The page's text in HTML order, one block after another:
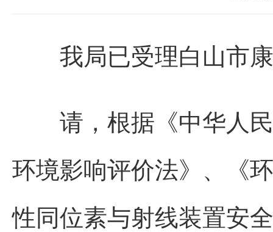
我局已受理白山市康
请，根据《中华人民
环境影响评价法》、《
性同位素与射线装置安